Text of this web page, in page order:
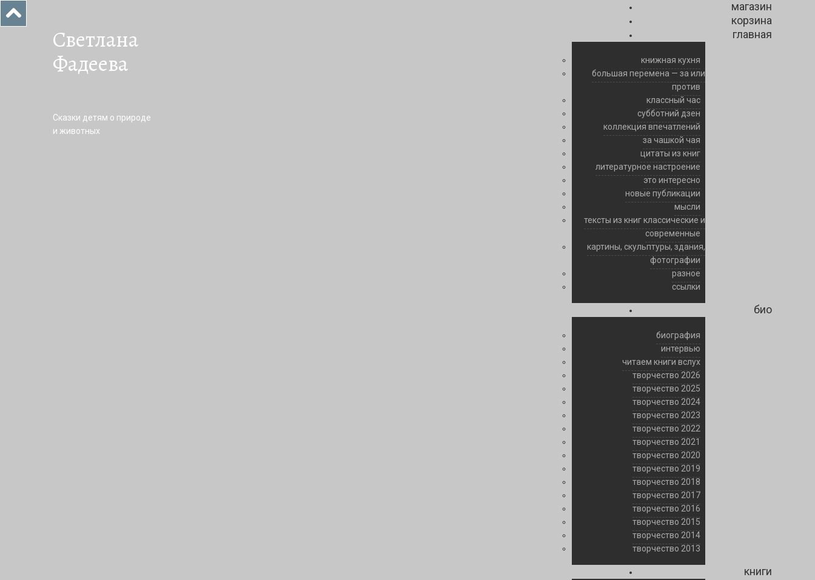
Светлана
Фадеева
Сказки детям о природе
и животных
магазин
корзина
главная
книжная кухня
большая перемена — за или
против
классный час
субботний дзен
коллекция впечатлений
за чашкой чая
цитаты из книг
литературное настроение
это интересно
новые публикации
мысли
тексты из книг классические и
современные
картины, скульптуры, здания,
фотографии
разное
ссылки
био
биография
интервью
читаем книги вслух
творчество 2026
творчество 2025
творчество 2024
творчество 2023
творчество 2022
творчество 2021
творчество 2020
творчество 2019
творчество 2018
творчество 2017
творчество 2016
творчество 2015
творчество 2014
творчество 2013
книги